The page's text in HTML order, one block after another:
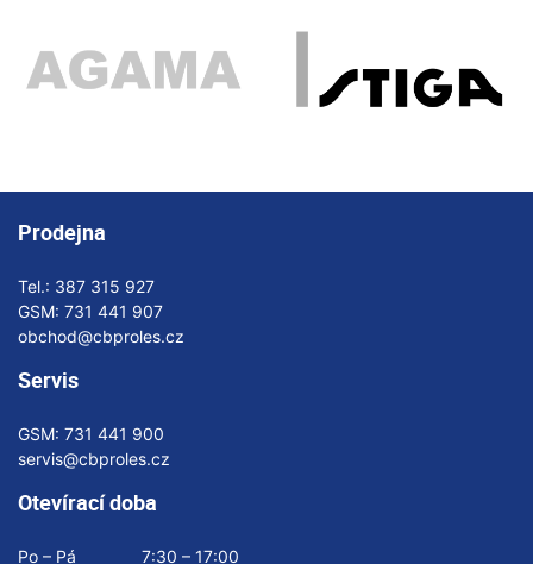
Prodejna
Tel.: 387 315 927
GSM: 731 441 907
obchod@cbproles.cz
Servis
GSM: 731 441 900
servis@cbproles.cz
Otevírací doba
Po – Pá 7:30 – 17:00